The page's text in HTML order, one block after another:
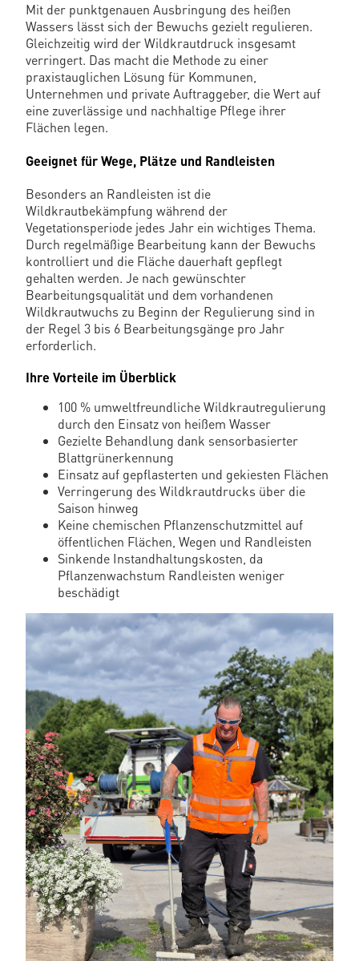
Mit der punktgenauen Ausbringung des heißen
Wassers lässt sich der Bewuchs gezielt regulieren.
Gleichzeitig wird der Wildkrautdruck insgesamt
verringert. Das macht die Methode zu einer
praxistauglichen Lösung für Kommunen,
Unternehmen und private Auftraggeber, die Wert auf
eine zuverlässige und nachhaltige Pflege ihrer
Flächen legen.
Geeignet für Wege, Plätze und Randleisten
Besonders an Randleisten ist die
Wildkrautbekämpfung während der
Vegetationsperiode jedes Jahr ein wichtiges Thema.
Durch regelmäßige Bearbeitung kann der Bewuchs
kontrolliert und die Fläche dauerhaft gepflegt
gehalten werden. Je nach gewünschter
Bearbeitungsqualität und dem vorhandenen
Wildkrautwuchs zu Beginn der Regulierung sind in
der Regel 3 bis 6 Bearbeitungsgänge pro Jahr
erforderlich.
Ihre Vorteile im Überblick
100 % umweltfreundliche Wildkrautregulierung
durch den Einsatz von heißem Wasser
Gezielte Behandlung dank sensorbasierter
Blattgrünerkennung
Einsatz auf gepflasterten und gekiesten Flächen
Verringerung des Wildkrautdrucks über die
Saison hinweg
Keine chemischen Pflanzenschutzmittel auf
öffentlichen Flächen, Wegen und Randleisten
Sinkende Instandhaltungskosten, da
Pflanzenwachstum Randleisten weniger
beschädigt